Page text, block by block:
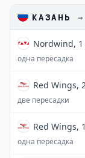
КАЗАНЬ →
Nordwind,
одна пересадка
Red Wings,
две пересадки
Red Wings,
одна пересадка